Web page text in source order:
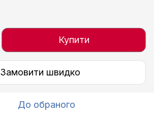
Купити
Замовити швидко
До обраного